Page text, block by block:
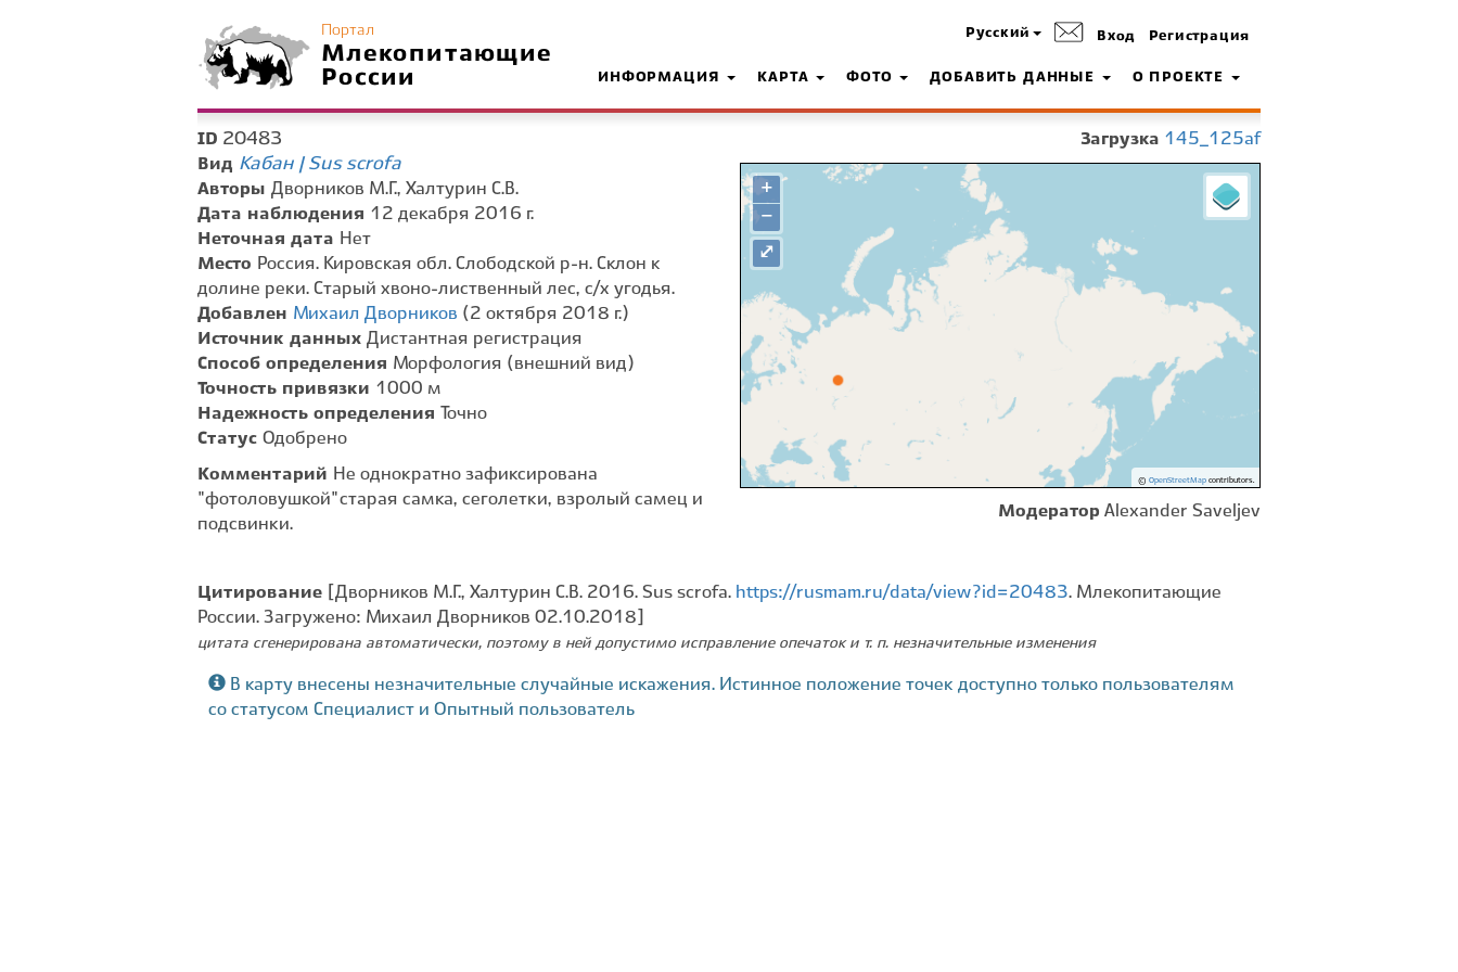
Портал
Млекопитающие
России
Русский Вход Регистрация
ИНФОРМАЦИЯ КАРТА ФОТО ДОБАВИТЬ ДАННЫЕ О ПРОЕКТЕ
ID 20483
Вид Кабан | Sus scrofa
Авторы Дворников М.Г., Халтурин С.В.
Дата наблюдения 12 декабря 2016 г.
Неточная дата Нет
Место Россия. Кировская обл. Слободской р-н. Склон к
долине реки. Старый хвоно- лиственный лес, с/х угодья.
Добавлен Михаил Дворников (2 октября 2018 г.)
Источник данных Дистантная регистрация
Способ определения Морфология (внешний вид)
Точность привязки 1000 м
Надежность определения
Точно
Статус Одобрено
Комментарий Не однократно зафиксирована
"фотоловушкой" старая самка, сеголетки, взролый самец и
подсвинки.
Загрузка 145_125af
+
−
© OpenStreetMapcontributors.
⤢
Модератор Alexander Saveljev
Цитирование [Дворников М.Г., Халтурин С.В. 2016. Sus scrofa. https://rusmam.ru/data/view?id=20483. Млекопитающие
России. Загружено: Михаил Дворников 02.10.2018]
цитата сгенерирована автоматически, поэтому в ней допустимо исправление опечаток и т. п. незначительные изменения
В карту внесены незначительные случайные искажения. Истинное положение точек доступно только пользователям
со статусом Специалист и Опытный пользователь